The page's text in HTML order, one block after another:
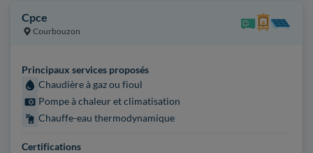
Cpce
Courbouzon
Principaux services proposés
Chaudière à gaz ou fioul
Pompe à chaleur et climatisation
Chauffe-eau thermodynamique
Certifications